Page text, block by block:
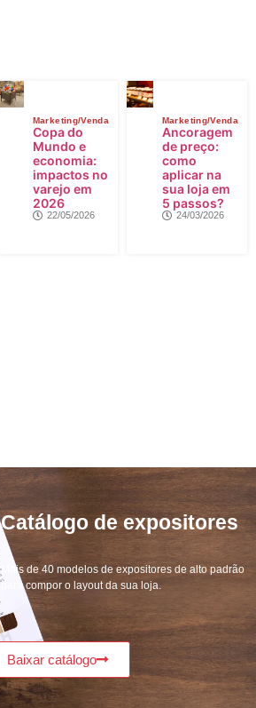
Marketing/Venda
Copa do
Mundo e
economia:
impactos no
varejo em
2026
22/05/2026
Marketing/Venda
Ancoragem
de preço:
como
aplicar na
sua loja em
5 passos?
24/03/2026
Catálogo de expositores
Mais de 40 modelos de expositores de alto padrão
para compor o layout da sua loja.
Baixar catálogo